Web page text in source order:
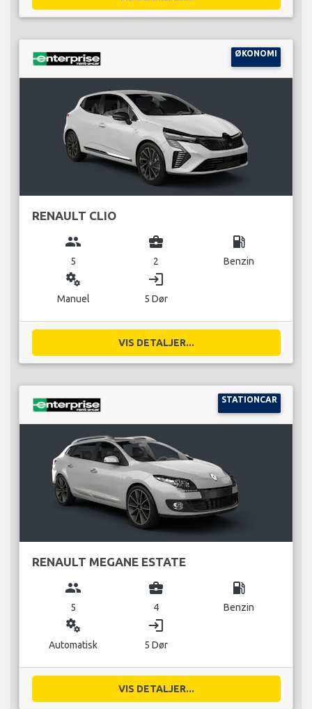
ØKONOMI
RENAULT CLIO
group
5
business_center
2
local_gas_station
Benzin
miscellaneous_services
Manuel
login
5 Dør
VIS DETALJER...
STATIONCAR
RENAULT MEGANE ESTATE
group
5
business_center
4
local_gas_station
Benzin
miscellaneous_services
Automatisk
login
5 Dør
VIS DETALJER...